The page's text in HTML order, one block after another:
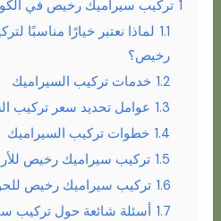
1 تركيب سيراميك رخيص في
1.1 لماذا نعتبر خيارًا مناسبًا
رخيص؟
1.2 خدمات تركيب السيراميك
1.3 عوامل تحديد سعر تركيب
1.4 خطوات تركيب السيراميك
1.5 تركيب سيراميك رخيص
1.6 تركيب سيراميك رخيص
1.7 أسئلة شائعة حول تركيب